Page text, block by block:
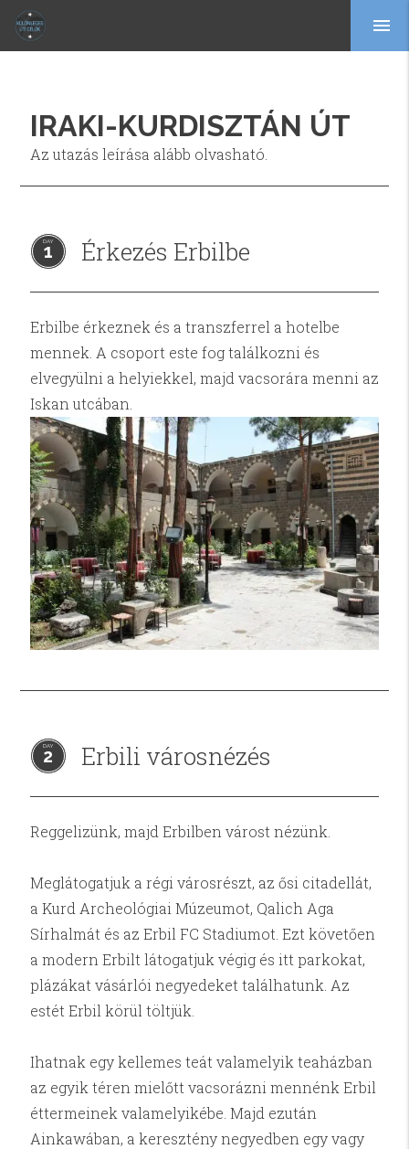
menu
IRAKI-KURDISZTÁN ÚT
Az utazás leírása alább olvasható.
1 Érkezés Erbilbe
Erbilbe érkeznek és a transzferrel a hotelbe
mennek. A csoport este fog találkozni és
elvegyülni a helyiekkel, majd vacsorára menni az
Iskan utcában.
2 Erbili városnézés
Reggelizünk, majd Erbilben várost nézünk.
Meglátogatjuk a régi városrészt, az ősi citadellát,
a Kurd Archeológiai Múzeumot, Qalich Aga
Sírhalmát és az Erbil FC Stadiumot. Ezt követően
a modern Erbilt látogatjuk végig és itt parkokat,
plázákat vásárlói negyedeket találhatunk. Az
estét Erbil körül töltjük.
Ihatnak egy kellemes teát valamelyik teaházban
az egyik téren mielőtt vacsorázni mennénk Erbil
éttermeinek valamelyikébe. Majd ezután
Ainkawában, a keresztény negyedben egy vagy